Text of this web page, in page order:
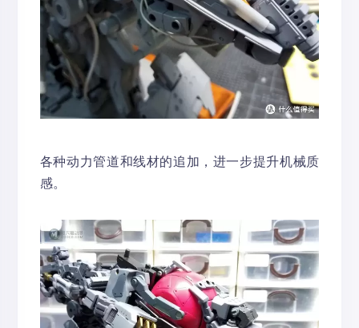
各种动力管道和线材的追加，进一步提升机械质
感。